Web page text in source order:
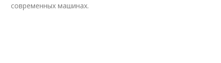
современных машинах.